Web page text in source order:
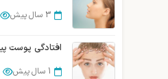
3 سال پیش
1 سال پیش